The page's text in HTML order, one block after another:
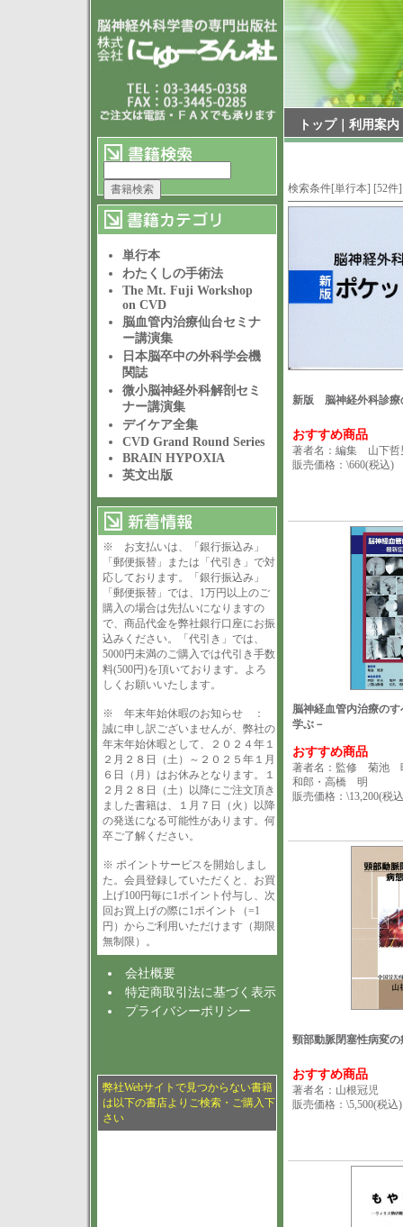
単行本
わたくしの手術法
The Mt. Fuji Workshop
on CVD
脳血管内治療仙台セミナ
ー講演集
日本脳卒中の外科学会機
関誌
微小脳神経外科解剖セミ
ナー講演集
デイケア全集
CVD Grand Round Series
BRAIN HYPOXIA
英文出版
※ お支払いは、「銀行振込み」
「郵便振替」または「代引き」で対
応しております。「銀行振込み」
「郵便振替」では、1万円以上のご
購入の場合は先払いになりますの
で、商品代金を弊社銀行口座にお振
込みください。「代引き」では、
5000円未満のご購入では代引き手数
料(500円)を頂いております。よろ
しくお願いいたします。
※ 年末年始休暇のお知らせ ：
誠に申し訳ございませんが、弊社の
年末年始休暇として、２０２４年１
２月２８日（土）～２０２５年１月
６日（月）はお休みとなります。１
２月２８日（土）以降にご注文頂き
ました書籍は、１月７日（火）以降
の発送になる可能性があります。何
卒ご了解ください。
※ ポイントサービスを開始しまし
た。会員登録していただくと、お買
上げ100円毎に1ポイント付与し、次
回お買上げの際に1ポイント（=1
円）からご利用いただけます（期限
無制限）。
会社概要
特定商取引法に基づく表示
プライバシーポリシー
弊社Webサイトで見つからない書籍
は以下の書店よりご検索・ご購入下
さい
トップ｜ 利用案内
検索条件[単行本] [52件]
新版 脳神経外科診療
おすすめ商品
著者名：編集 山下
販売価格：\660(税込)
脳神経血管内治療の
学ぶ－
おすすめ商品
著者名：監修 菊
和郎・高橋 明
販売価格：\13,200(税
頸部動脈閉塞性病変
おすすめ商品
著者名：山根冠児
販売価格：\5,500(税込)